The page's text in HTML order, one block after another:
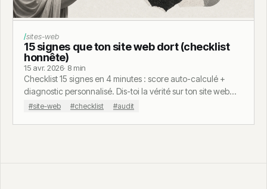
Calculateur coût site dormant
sites-web
15 signes que ton site web dort (checklist
honnête)
15 avr. 2026· 8 min
Checklist 15 signes en 4 minutes : score auto-calculé +
diagnostic personnalisé. Dis-toi la vérité sur ton site web
avant ton concurrent.
#site-web #checklist #audit